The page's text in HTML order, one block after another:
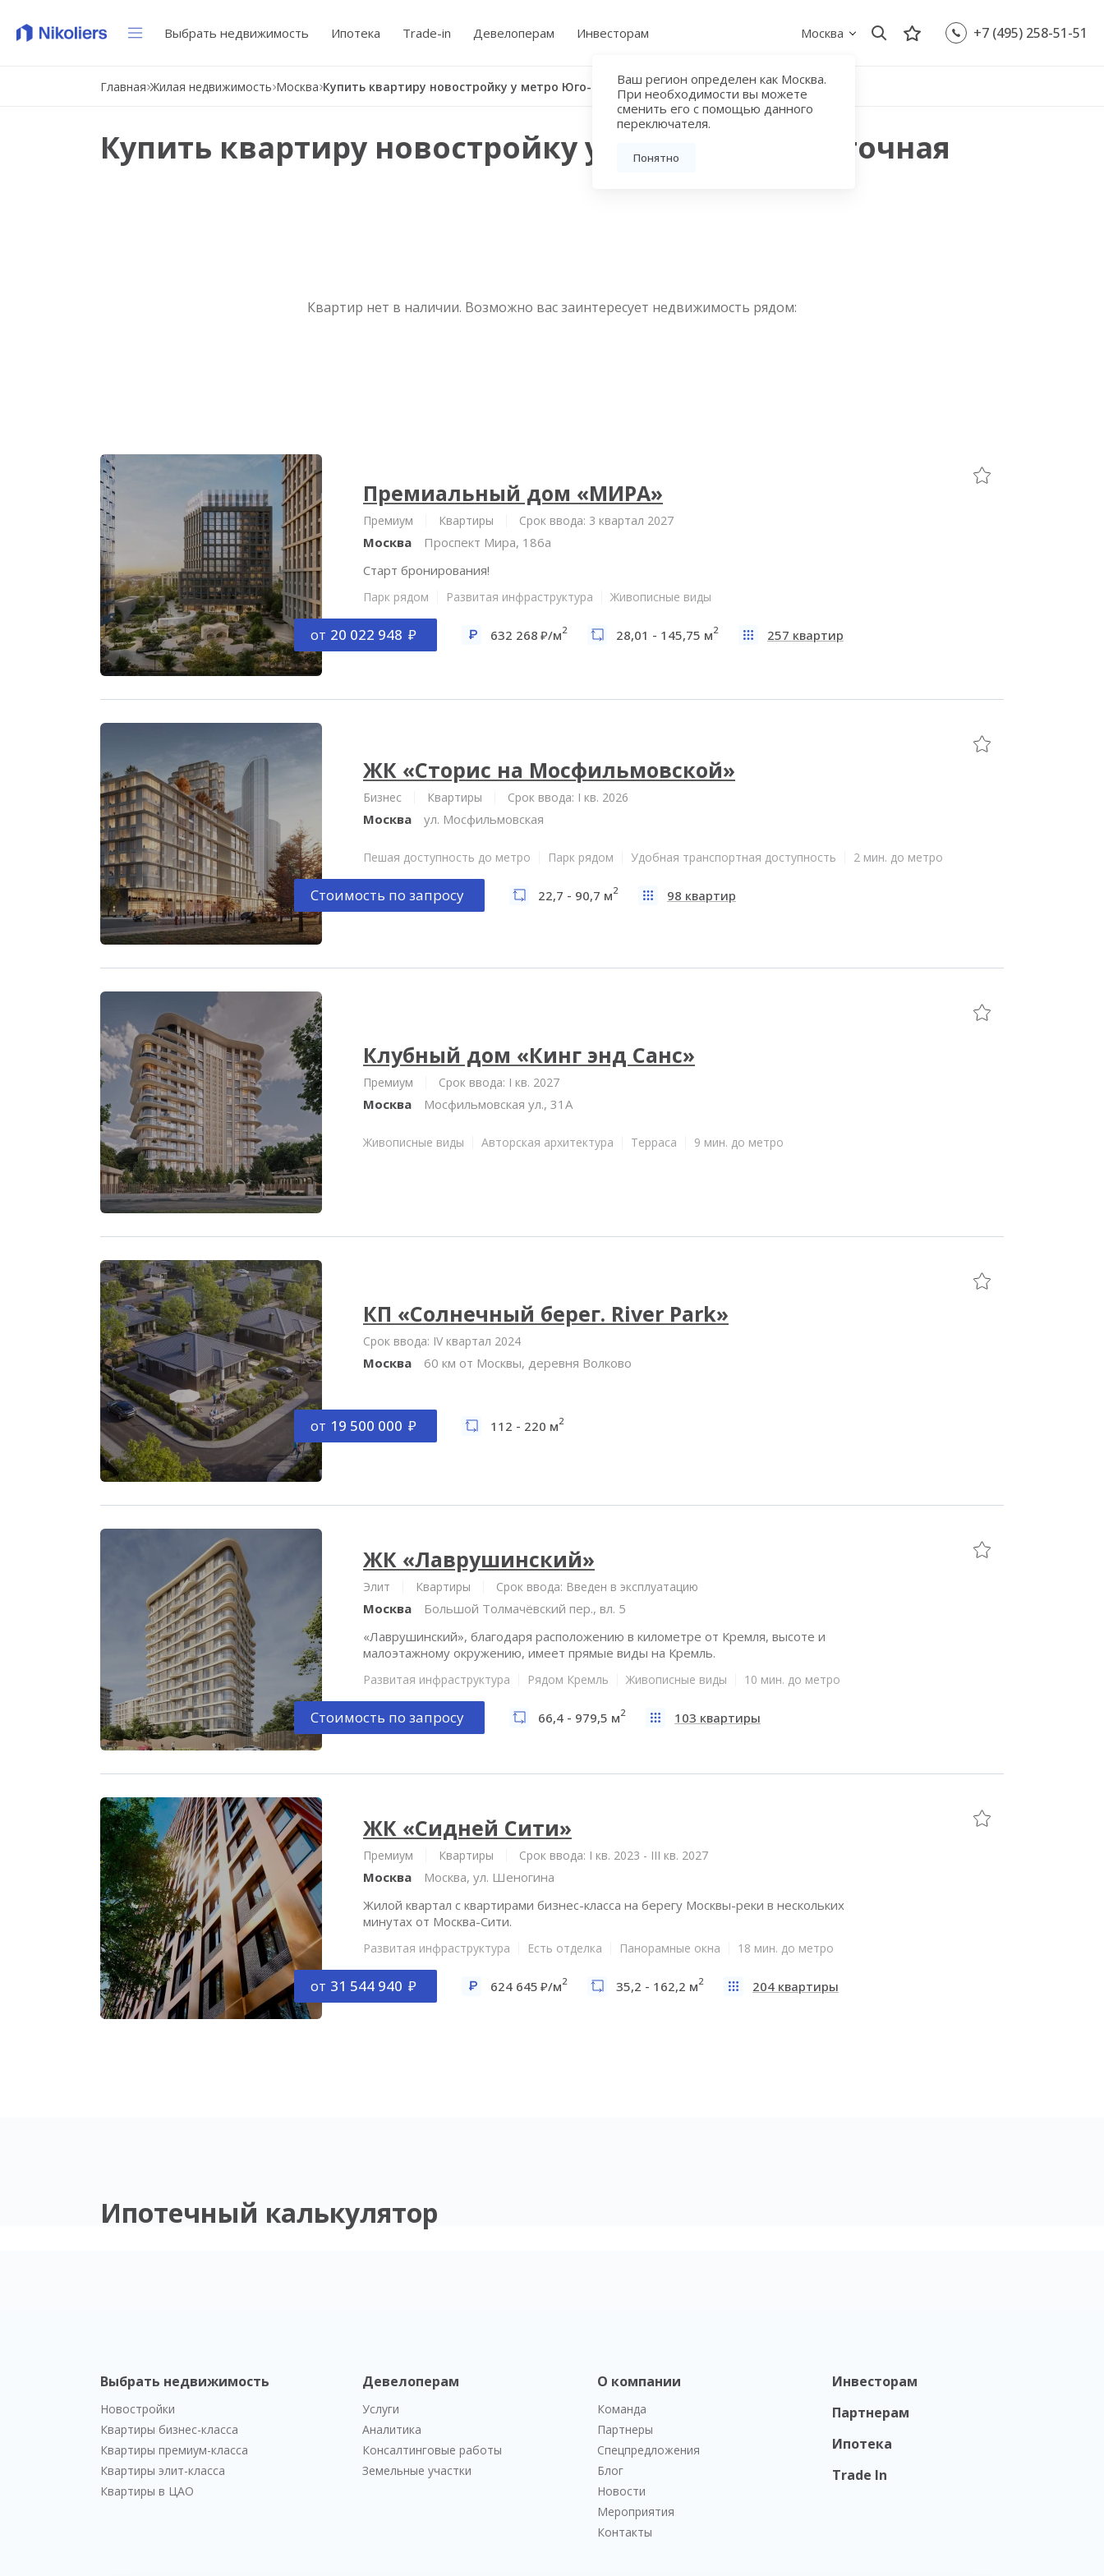
Выбрать недвижимость Ипотека Trade-in Девелоперам Инвесторам Москва
Ваш регион определен как Москва.
При необходимости вы можете
сменить его с помощью данного
переключателя.
Понятно
+7 (495) 258-51-51
Главная Жилая недвижимость Москва Купить квартиру новостройку у метро Юго-Восточная
Купить квартиру новостройку у метро Юго-Восточная
Квартир нет в наличии. Возможно вас заинтересует недвижимость рядом:
Премиальный дом «МИРА»
Премиум Квартиры Срок ввода: 3 квартал 2027
Москва
Проспект Мира, 186а
Старт бронирования!
Парк рядом Развитая инфраструктура Живописные виды
от 20 022 948 632 268 /м2 28,01 - 145,75 м2 257 квартир
ЖК «Сторис на Мосфильмовской»
Бизнес Квартиры Срок ввода: I кв. 2026
Москва ул. Мосфильмовская
Пешая доступность до метро Парк рядом Удобная транспортная доступность 2 мин. до метро
Стоимость по запросу 22,7 - 90,7 м2 98 квартир
Клубный дом «Кинг энд Санс»
Премиум Срок ввода: I кв. 2027
Москва Мосфильмовская ул., 31А
Живописные виды Авторская архитектура Терраса 9 мин. до метро
КП «Солнечный берег. River Park»
Срок ввода: IV квартал 2024
Москва 60 км от Москвы, деревня Волково
от 19 500 000 112 - 220 м2
ЖК «Лаврушинский»
Элит Квартиры Срок ввода: Введен в эксплуатацию
Москва
Большой Толмачёвский пер., вл. 5
«Лаврушинский», благодаря расположению в километре от Кремля, высоте и
малоэтажному окружению, имеет прямые виды на Кремль.
Развитая инфраструктура Рядом Кремль Живописные виды 10 мин. до метро
Стоимость по запросу 66,4 - 979,5 м2 103 квартиры
ЖК «Сидней Сити»
Премиум Квартиры Срок ввода: I кв. 2023 - III кв. 2027
Москва
Москва, ул. Шеногина
Жилой квартал с квартирами бизнес-класса на берегу Москвы-реки в нескольких
минутах от Москва-Сити.
Развитая инфраструктура Есть отделка Панорамные окна 18 мин. до метро
от 31 544 940 624 645 /м2 35,2 - 162,2 м2 204 квартиры
Ипотечный калькулятор
Выбрать недвижимость
Новостройки
Квартиры бизнес-класса
Квартиры премиум-класса
Квартиры элит-класса
Квартиры в ЦАО
Девелоперам
Услуги
Аналитика
Консалтинговые работы
Земельные участки
О компании
Команда
Партнеры
Спецпредложения
Блог
Новости
Мероприятия
Контакты
Инвесторам
Партнерам
Ипотека
Trade In